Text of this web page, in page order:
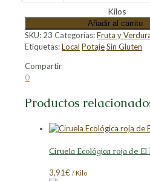
Kilos
Añadir al carrito
SKU: 23 Categorías:Fruta y
Etiquetas:Local PotajeSin Gluten
Compartir
Compartir
Facebook
Compartir
X
Compartir
LinkedIn
Compartir
Pinterest
0
Productos
Ciruela Ecológica roja de
3,91€ / Kilo